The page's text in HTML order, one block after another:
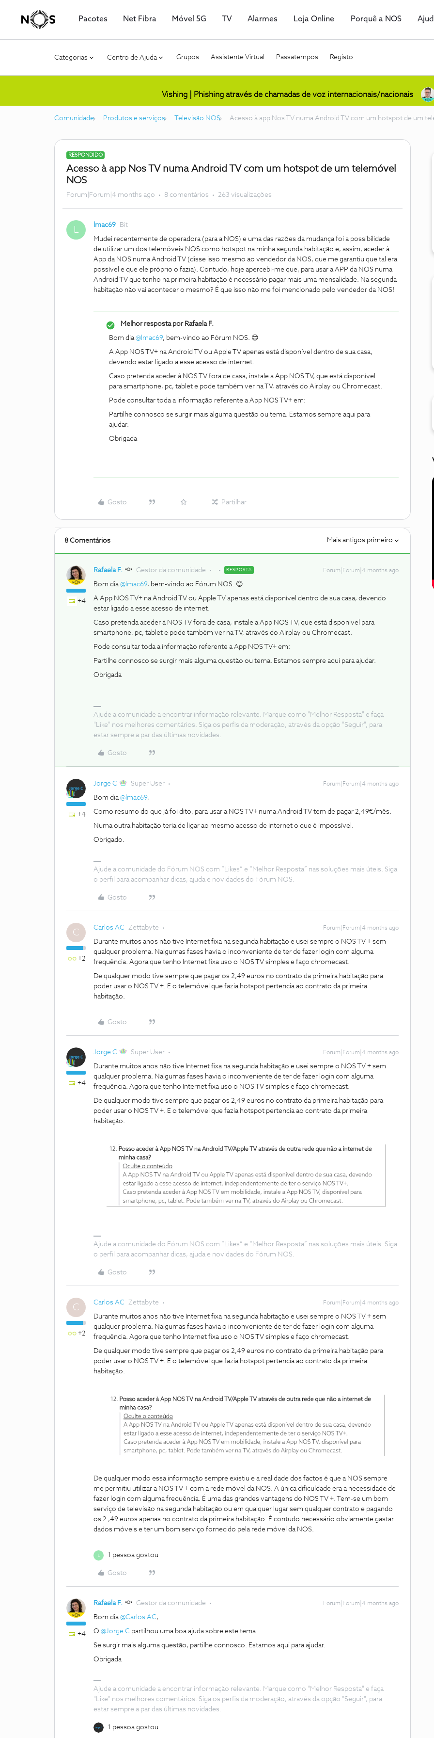
Pacotes Net Fibra Móvel 5G TV Alarmes Loja Online Porquê a NOS
Categorias Centro de Ajuda Grupos Assistente Virtual Passatempos Registo
Vishing | Phishing através de chamadas de voz internacionais/nacionais
Comunidade Produtos e serviços Televisão NOS Acesso à app Nos TV numa Android TV com um hotspot de um
RESPONDIDO
Acesso à app Nos TV numa Android TV com um hotspot de um telemóvel
NOS
Forum|Forum|4 months ago 8 comentários 263 visualizações
L lmac69 Bit
Mudei recentemente de operadora (para a NOS) e uma das razões da mudança foi a possibilidade
de utilizar um dos telemóveis NOS como hotspot na minha segunda habitação e, assim, aceder à
App da NOS numa Android TV (disse isso mesmo ao vendedor da NOS, que me garantiu que tal era
possível e que ele próprio o fazia). Contudo, hoje apercebi-me que, para usar a APP da NOS numa
Android TV que tenho na primeira habitação é necessário pagar mais uma mensalidade. Na segunda
habitação não vai acontecer o mesmo? É que isso não me foi mencionado pelo vendedor da NOS!
Melhor resposta porRafaela F.
Bom dia ​@lmac69, bem-vindo ao Fórum NOS. 😊
A App NOS TV+ na Android TV ou Apple TV apenas está disponível dentro de sua casa,
devendo estar ligado a esse acesso de internet.
Caso pretenda aceder à NOS TV fora de casa, instale a App NOS TV, que está disponível
para smartphone, pc, tablet e pode também ver na TV, através do Airplay ou Chromecast.
Pode consultar toda a informação referente a App NOS TV+ em:
Partilhe connosco se surgir mais alguma questão ou tema. Estamos sempre aqui para
ajudar.
Obrigada
Gosto Partilhar
8 Comentários Mais antigos primeiro
+4
Rafaela F. Gestor da comunidade RESPOSTA Forum|Forum|4 months ago
Bom dia ​@lmac69, bem-vindo ao Fórum NOS. 😊
A App NOS TV+ na Android TV ou Apple TV apenas está disponível dentro de sua casa, devendo
estar ligado a esse acesso de internet.
Caso pretenda aceder à NOS TV fora de casa, instale a App NOS TV, que está disponível para
smartphone, pc, tablet e pode também ver na TV, através do Airplay ou Chromecast.
Pode consultar toda a informação referente a App NOS TV+ em:
Partilhe connosco se surgir mais alguma questão ou tema. Estamos sempre aqui para ajudar.
Obrigada
Ajude a comunidade a encontrar informação relevante. Marque como "Melhor Resposta" e faça
"Like" nos melhores comentários. Siga os perfis da moderação, através da opção "Seguir", para
estar sempre a par das últimas novidades.
Gosto
+4
Jorge C Super User Forum|Forum|4 months ago
Bom dia ​@lmac69,
Como resumo do que já foi dito, para usar a NOS TV+ numa Android TV tem de pagar 2,49€/mês.
Numa outra habitação teria de ligar ao mesmo acesso de internet o que é impossível.
Obrigado.
Ajude a comunidade do Fórum NOS com “Likes” e “Melhor Resposta” nas soluções mais úteis. Siga
o perfil para acompanhar dicas, ajuda e novidades do Fórum NOS.
Gosto
C
+2
Carlos AC Zettabyte Forum|Forum|4 months ago
Durante muitos anos não tive Internet fixa na segunda habitação e usei sempre o NOS TV + sem
qualquer problema. Nalgumas fases havia o inconveniente de ter de fazer login com alguma
frequência. Agora que tenho Internet fixa uso o NOS TV simples e faço chromecast.
De qualquer modo tive sempre que pagar os 2,49 euros no contrato da primeira habitação para
poder usar o NOS TV +. E o telemóvel que fazia hotspot pertencia ao contrato da primeira
habitação.
Gosto
+4
Jorge C Super User Forum|Forum|4 months ago
Durante muitos anos não tive Internet fixa na segunda habitação e usei sempre o NOS TV + sem
qualquer problema. Nalgumas fases havia o inconveniente de ter de fazer login com alguma
frequência. Agora que tenho Internet fixa uso o NOS TV simples e faço chromecast.
De qualquer modo tive sempre que pagar os 2,49 euros no contrato da primeira habitação para
poder usar o NOS TV +. E o telemóvel que fazia hotspot pertencia ao contrato da primeira
habitação.
Ajude a comunidade do Fórum NOS com “Likes” e “Melhor Resposta” nas soluções mais úteis. Siga
o perfil para acompanhar dicas, ajuda e novidades do Fórum NOS.
Gosto
C
+2
Carlos AC Zettabyte Forum|Forum|4 months ago
Durante muitos anos não tive Internet fixa na segunda habitação e usei sempre o NOS TV + sem
qualquer problema. Nalgumas fases havia o inconveniente de ter de fazer login com alguma
frequência. Agora que tenho Internet fixa uso o NOS TV simples e faço chromecast.
De qualquer modo tive sempre que pagar os 2,49 euros no contrato da primeira habitação para
poder usar o NOS TV +. E o telemóvel que fazia hotspot pertencia ao contrato da primeira
habitação.
De qualquer modo essa informação sempre existiu e a realidade dos factos é que a NOS sempre
me permitiu utilizar a NOS TV + com a rede móvel da NOS. A única dificuldade era a necessidade de
fazer login com alguma frequência. É uma das grandes vantagens do NOS TV +. Tem-se um bom
serviço de televisão na segunda habitação ou em qualquer lugar sem qualquer contrato e pagando
os 2 ,49 euros apenas no contrato da primeira habitação. É contudo necessário obviamente gastar
dados móveis e ter um bom serviço fornecido pela rede móvel da NOS.
L 1 pessoa gostou
Gosto
+4
Rafaela F. Gestor da comunidade Forum|Forum|4 months ago
Bom dia ​@Carlos AC,
O ​ @Jorge C partilhou uma boa ajuda sobre este tema.
Se surgir mais alguma questão, partilhe connosco. Estamos aqui para ajudar.
Obrigada
Ajude a comunidade a encontrar informação relevante. Marque como "Melhor Resposta" e faça
"Like" nos melhores comentários. Siga os perfis da moderação, através da opção "Seguir", para
estar sempre a par das últimas novidades.
1 pessoa gostou